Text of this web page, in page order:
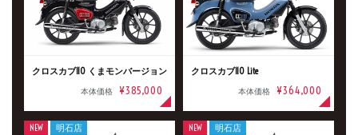
クロスカブ110 くまモンバージョン
本体価格 ¥385,000
クロスカブ110 Lite
本体価格 ¥364,000
NEW 明石店 NEW 明石店